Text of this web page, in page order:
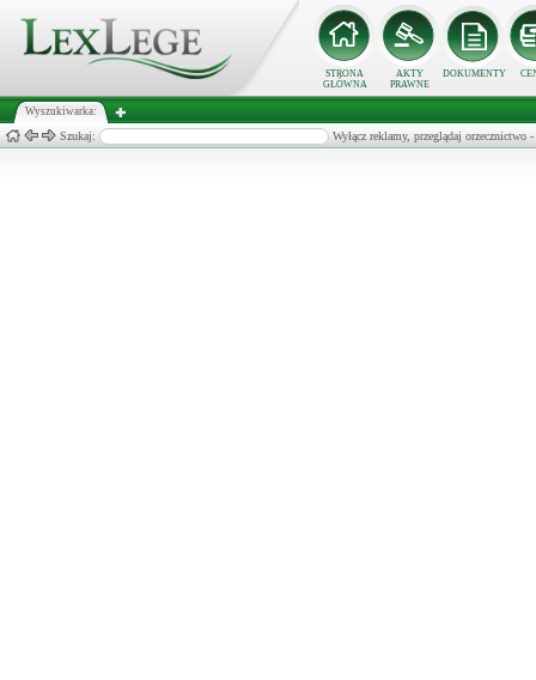
STRONA
GŁÓWNA
AKTY
PRAWNE
DOKUMENTY
Wyszukiwarka:
Szukaj: Wyłącz reklamy, przeglądaj